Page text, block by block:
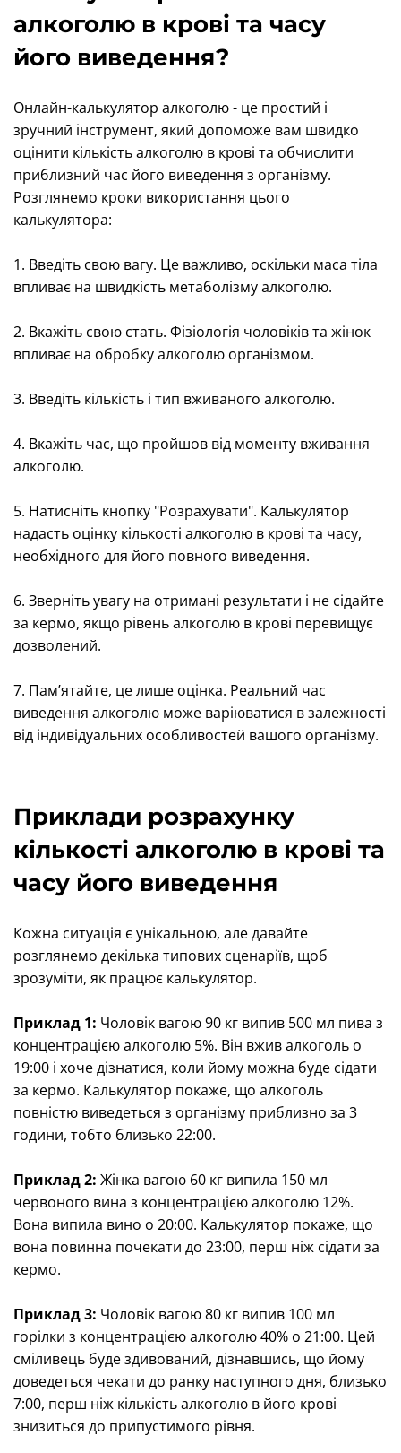
алкоголю в крові та часу
його виведення?
Онлайн-калькулятор алкоголю - це простий і
зручний інструмент, який допоможе вам швидко
оцінити кількість алкоголю в крові та обчислити
приблизний час його виведення з організму.
Розглянемо кроки використання цього
калькулятора:
1. Введіть свою вагу. Це важливо, оскільки маса тіла
впливає на швидкість метаболізму алкоголю.
2. Вкажіть свою стать. Фізіологія чоловіків та жінок
впливає на обробку алкоголю організмом.
3. Введіть кількість і тип вживаного алкоголю.
4. Вкажіть час, що пройшов від моменту вживання
алкоголю.
5. Натисніть кнопку "Розрахувати". Калькулятор
надасть оцінку кількості алкоголю в крові та часу,
необхідного для його повного виведення.
6. Зверніть увагу на отримані результати і не сідайте
за кермо, якщо рівень алкоголю в крові перевищує
дозволений.
7. Пам’ятайте, це лише оцінка. Реальний час
виведення алкоголю може варіюватися в залежності
від індивідуальних особливостей вашого організму.
Приклади розрахунку
кількості алкоголю в крові та
часу його виведення
Кожна ситуація є унікальною, але давайте
розглянемо декілька типових сценаріїв, щоб
зрозуміти, як працює калькулятор.
Приклад 1: Чоловік вагою 90 кг випив 500 мл пива з
концентрацією алкоголю 5%. Він вжив алкоголь о
19:00 і хоче дізнатися, коли йому можна буде сідати
за кермо. Калькулятор покаже, що алкоголь
повністю виведеться з організму приблизно за 3
години, тобто близько 22:00.
Приклад 2: Жінка вагою 60 кг випила 150 мл
червоного вина з концентрацією алкоголю 12%.
Вона випила вино о 20:00. Калькулятор покаже, що
вона повинна почекати до 23:00, перш ніж сідати за
кермо.
Приклад 3: Чоловік вагою 80 кг випив 100 мл
горілки з концентрацією алкоголю 40% о 21:00. Цей
сміливець буде здивований, дізнавшись, що йому
доведеться чекати до ранку наступного дня, близько
7:00, перш ніж кількість алкоголю в його крові
знизиться до припустимого рівня.